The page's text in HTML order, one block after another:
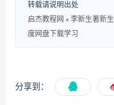
转载请说明出处
启杰教程网 » 李新生著新
度网盘下载学习
分享到：